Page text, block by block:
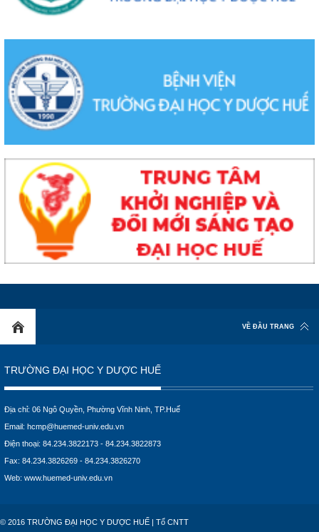
VỀ ĐẦU TRANG
TRƯỜNG ĐẠI HỌC Y DƯỢC HUẾ
Địa chỉ: 06 Ngô Quyền, Phường Vĩnh Ninh, TP.Huế
Email: hcmp@huemed-univ.edu.vn
Điện thoại: 84.234.3822173 - 84.234.3822873
Fax: 84.234.3826269 - 84.234.3826270
Web: www.huemed-univ.edu.vn
© 2016 TRƯỜNG ĐẠI HỌC Y DƯỢC HUẾ | Tổ CNTT